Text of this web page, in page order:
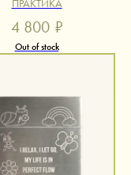
ПРАКТИКА
4 800 ₽
Out of stock